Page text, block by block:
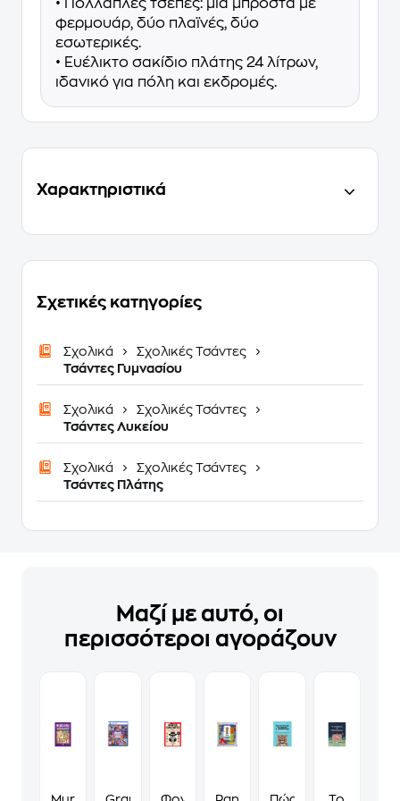
• Πολλαπλές τσέπες: μία μπροστά με
φερμουάρ, δύο πλαϊνές, δύο
εσωτερικές.
• Ευέλικτο σακίδιο πλάτης 24 λίτρων,
ιδανικό για πόλη και εκδρομές.
Χαρακτηριστικά
Σχετικές κατηγορίες
Σχολικά
Σχολικές Τσάντες
Τσάντες Γυμνασίου
Σχολικά
Σχολικές Τσάντες
Τσάντες Λυκείου
Σχολικά
Σχολικές Τσάντες
Τσάντες Πλάτης
Μαζί με αυτό, οι
περισσότεροι αγοράζουν